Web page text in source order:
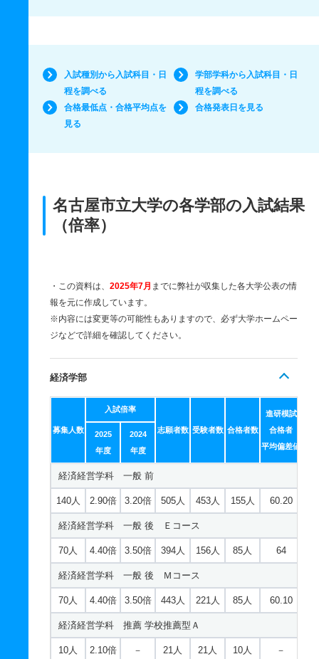
入試種別から入試科目・日
程を調べる
学部学科から入試科目・日
程を調べる
合格最低点・合格平均点を
見る
合格発表日を見る
名古屋市立大学の各学部の入試結果
（倍率）
・この資料は、 2025年7月 までに弊社が収集した各大学公表の情
報を元に作成しています。
※内容には変更等の可能性もありますので、必ず大学ホームペー
ジなどで詳細を確認してください。
経済学部
募集人数
入試倍率
志願者数 受験者数 合格者数
進研模試
合格者
平均偏差値
2025
年度
2024
年度
経済経営学科 一般 前
140人 2.90倍 3.20倍 505人 453人 155人 60.20
経済経営学科 一般 後 Ｅコース
70人 4.40倍 3.50倍 394人 156人 85人 64
経済経営学科 一般 後 Ｍコース
70人 4.40倍 3.50倍 443人 221人 85人 60.10
経済経営学科 推薦 学校推薦型Ａ
10人 2.10倍 － 21人 21人 10人 －